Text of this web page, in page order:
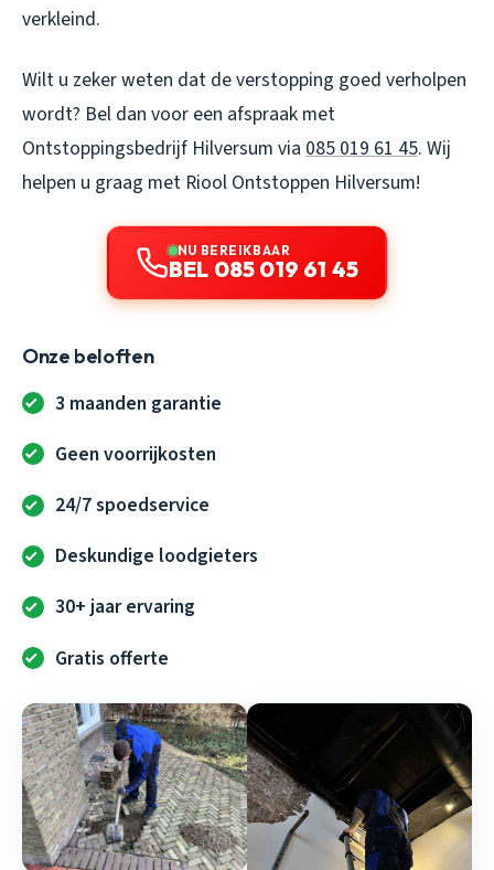
verkleind.
Wilt u zeker weten dat de verstopping goed verholpen
wordt? Bel dan voor een afspraak met
Ontstoppingsbedrijf Hilversum via 085 019 61 45. Wij
helpen u graag met Riool Ontstoppen Hilversum!
NU BEREIKBAAR
BEL 085 019 61 45
Onze beloften
3 maanden garantie
Geen voorrijkosten
24/7 spoedservice
Deskundige loodgieters
30+ jaar ervaring
Gratis offerte